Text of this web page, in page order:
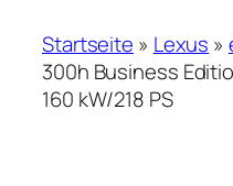
Startseite » Lexus »
300h Business
160 kW/218 PS